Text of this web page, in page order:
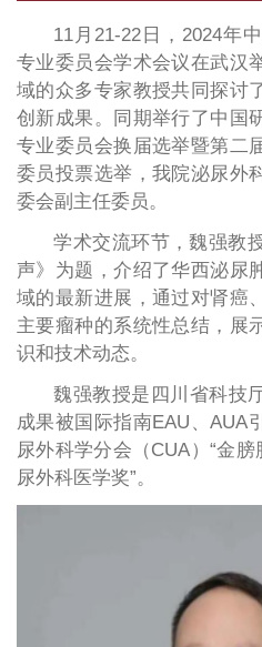
11月21-22日，2024年
专业委员会学术会议在武汉
域的众多专家教授共同探讨
创新成果。同期举行了中国
专业委员会换届选举暨第二
委员投票选举，我院泌尿外
委会副主任委员。
学术交流环节，魏强教
声》为题，介绍了华西泌尿
域的最新进展，通过对肾癌
主要瘤种的系统性总结，展
识和技术动态。
魏强教授是四川省科技
成果被国际指南EAU、AUA
尿外科学分会（CUA）“金
尿外科医学奖”。